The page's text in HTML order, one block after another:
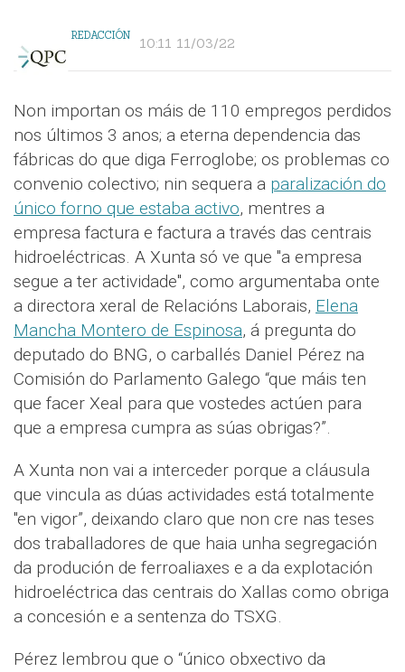
REDACCIÓN 10:11 11/03/22
Non importan os máis de 110 empregos perdidos
nos últimos 3 anos; a eterna dependencia das
fábricas do que diga Ferroglobe; os problemas co
convenio colectivo; nin sequera a paralización do
único forno que estaba activo, mentres a
empresa factura e factura a través das centrais
hidroeléctricas. A Xunta só ve que "a empresa
segue a ter actividade", como argumentaba onte
a directora xeral de Relacións Laborais, Elena
Mancha Montero de Espinosa, á pregunta do
deputado do BNG, o carballés Daniel Pérez na
Comisión do Parlamento Galego “que máis ten
que facer Xeal para que vostedes actúen para
que a empresa cumpra as súas obrigas?”.
A Xunta non vai a interceder porque a cláusula
que vincula as dúas actividades está totalmente
"en vigor”, deixando claro que non cre nas teses
dos traballadores de que haia unha segregación
da produción de ferroaliaxes e a da explotación
hidroeléctrica das centrais do Xallas como obriga
a concesión e a sentenza do TSXG.
Pérez lembrou que o “único obxectivo da